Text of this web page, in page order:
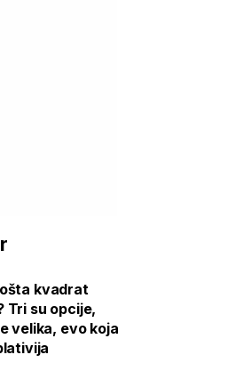
kvadrat
Tri su opcije,
velika, evo koja